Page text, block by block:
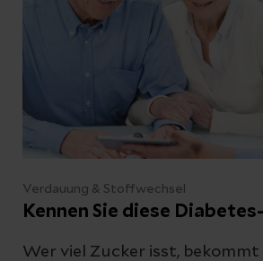
Verdauung & Stoffwechsel
Kennen Sie diese
Wer viel Zucker isst, bekommt